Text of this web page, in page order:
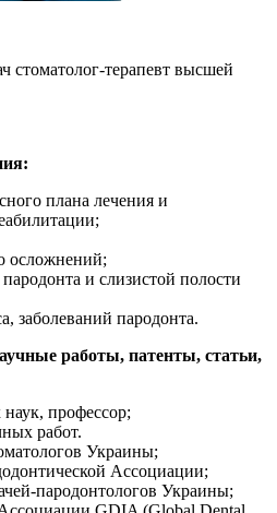
стоматолог-терапевт высшей
плана лечения и
осложнений;
и слизистой полости
заболеваний пародонта.
работы, патенты, статьи,
профессор;
работ.
Украины;
Ассоциации;
пародонтологов Украины;